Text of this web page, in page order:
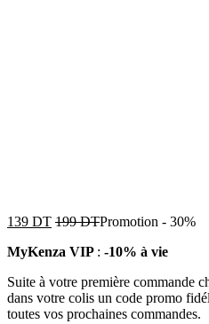
139 DT 199DTPromotion - 30%
MyKenza VIP : -10% à vie
Suite à votre première commande
dans votre colis un code promo
toutes vos prochaines commandes.